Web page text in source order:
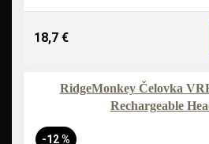
18,7 €
RidgeMonkey Čelovka
Rechargeable
-12 %